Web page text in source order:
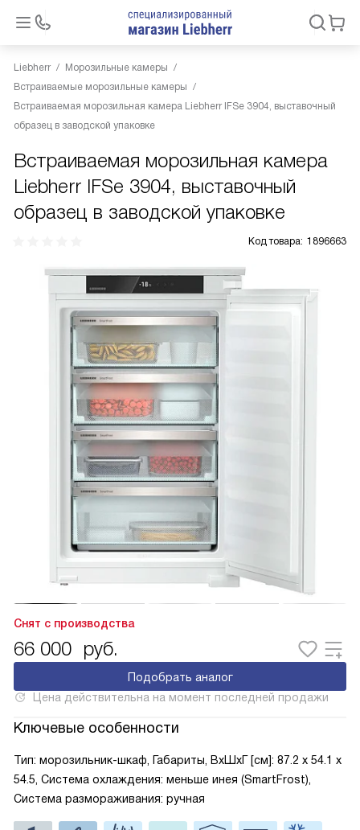
Liebherr
Морозильные камеры
Встраиваемые морозильные камеры
Встраиваемая морозильная камера Liebherr IFSe 3904, выставочный
образец в заводской упаковке
Встраиваемая морозильная камера
Liebherr IFSe 3904, выставочный
образец в заводской упаковке
Код товара: 1896663
Снят с производства
66 000 руб.
Подобрать аналог
Цена действительна на момент последней продажи
Ключевые особенности
Тип: морозильник-шкаф, Габариты, ВxШxГ [см]: 87.2 х 54.1 х
54.5, Система охлаждения: меньше инея (SmartFrost),
Система размораживания: ручная